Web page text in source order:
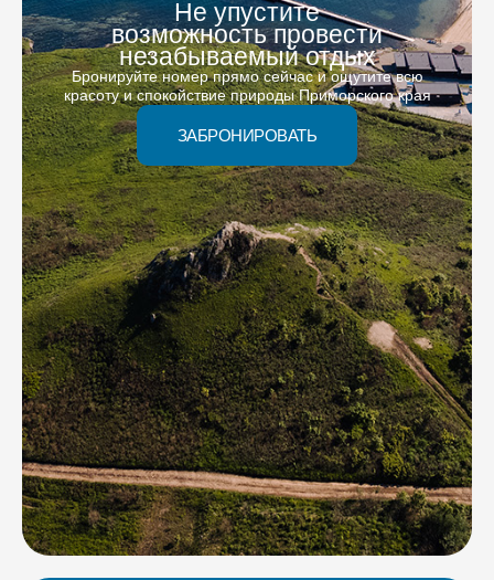
Не упустите
возможность провести
незабываемый отдых
Бронируйте номер прямо сейчас и ощутите всю
красоту и спокойствие природы Приморского края
ЗАБРОНИРОВАТЬ